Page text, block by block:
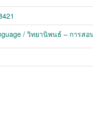
/ วิทยานิพนธ์ – การสอ